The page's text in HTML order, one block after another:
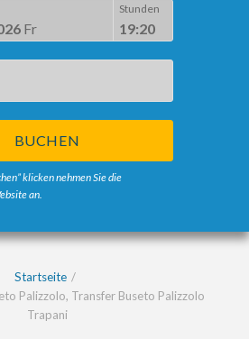
Fr
Stunden
19:20
BUCHEN
klicken nehmen Sie die
an.
Startseite
Palizzolo, Transfer Buseto Palizzolo
Trapani